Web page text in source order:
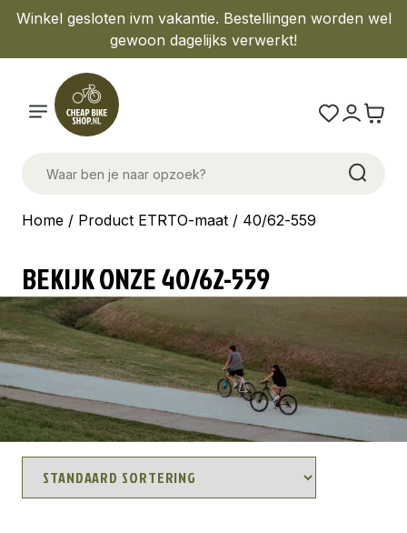
Winkel gesloten ivm vakantie. Bestellingen worden wel
gewoon dagelijks verwerkt!
Home / Product ETRTO-maat / 40/62-559
BEKIJK ONZE 40/62-559